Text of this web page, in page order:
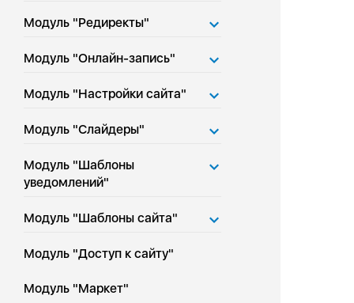
Модуль "Редиректы"
Модуль "Онлайн-запись"
Модуль "Настройки сайта"
Модуль "Слайдеры"
Модуль "Шаблоны
уведомлений"
Модуль "Шаблоны сайта"
Модуль "Доступ к сайту"
Модуль "Маркет"